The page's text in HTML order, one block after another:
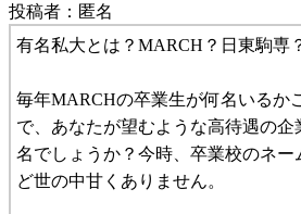
投稿者：匿名
有名私大とは？MARCH？日東駒専
毎年MARCHの卒業生が何名いるか
で、あなたが望むような高待遇の
名でしょうか？今時、卒業校のネー
ど世の中甘くありません。